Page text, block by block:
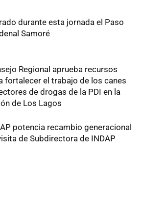
durante esta jornada el Paso
Samoré
Regional aprueba recursos
fortalecer el trabajo de los canes
de drogas de la PDI en la
de Los Lagos
potencia recambio generacional
de Subdirectora de INDAP